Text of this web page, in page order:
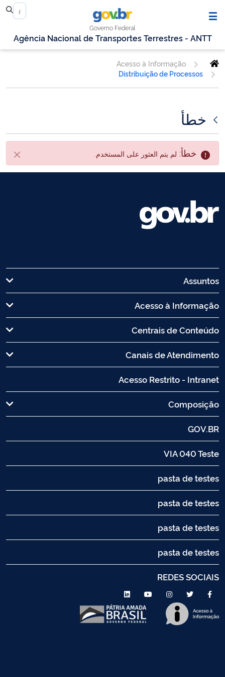
Governo Federal
Agência Nacional de Transportes Terrestres - ANTT
Acesso à Informação
Distribuição de Processos
خطأ
أقفل خطأ: لم يتم العثور على المستخدم.
Assuntos
Acesso à Informação
Centrais de Conteúdo
Canais de Atendimento
Acesso Restrito - Intranet
Composição
GOV.BR
VIA 040 Teste
pasta de testes
pasta de testes
pasta de testes
pasta de testes
REDES SOCIAIS